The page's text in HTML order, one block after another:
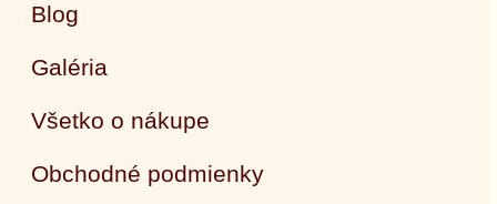
Blog
Galéria
Všetko o nákupe
Obchodné podmienky